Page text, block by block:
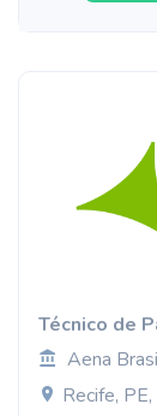
Técnico de
Aena
Recife,